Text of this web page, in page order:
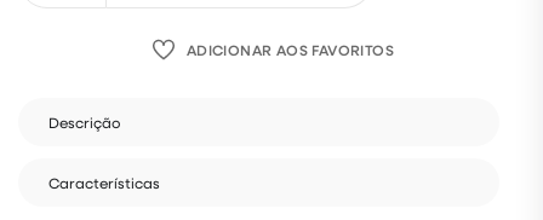
ADICIONAR AOS FAVORITOS
Descrição
Características